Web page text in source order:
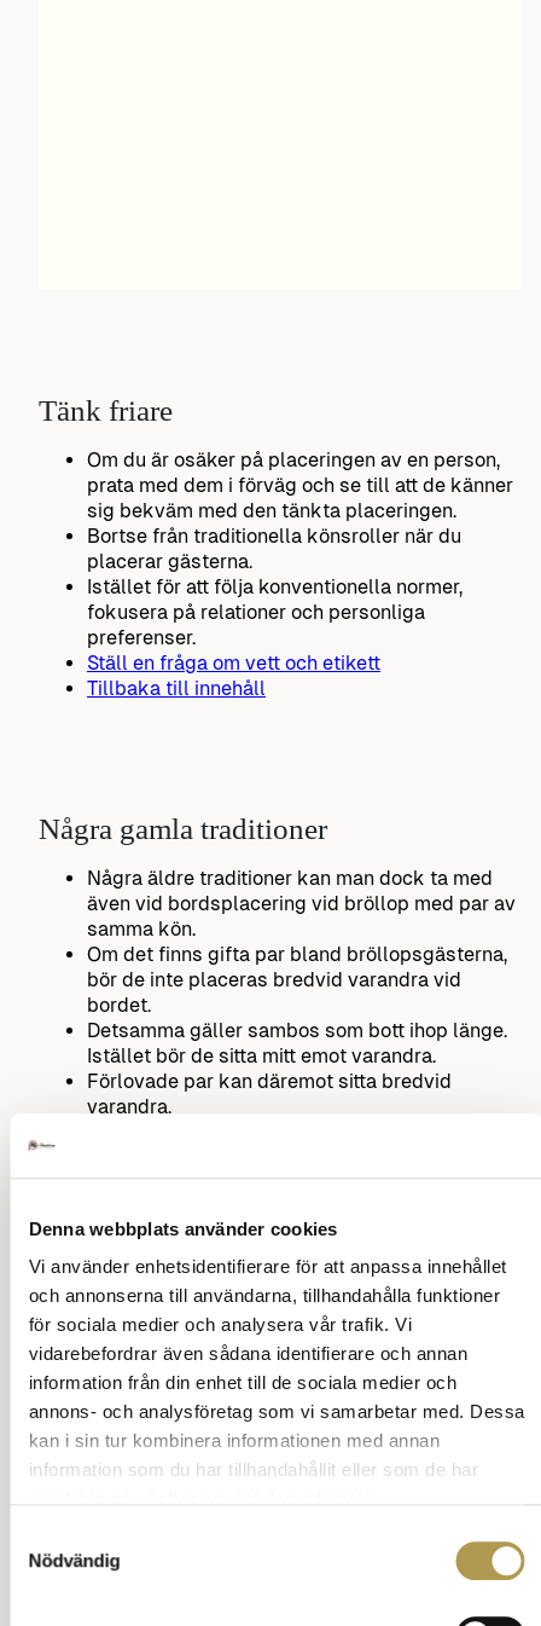
Denna webbplats använder cookies
Vi använder enhetsidentifierare för att anpassa innehållet
och annonserna till användarna, tillhandahålla funktioner
för sociala medier och analysera vår trafik. Vi
vidarebefordrar även sådana identifierare och annan
information från din enhet till de sociala medier och
annons- och analysföretag som vi samarbetar med. Dessa
kan i sin tur kombinera informationen med annan
information som du har tillhandahållit eller som de har
Nödvändig
Tänk friare
Om du är osäker på placeringen av en person,
prata med dem i förväg och se till att de känner
sig bekväm med den tänkta placeringen.
Bortse från traditionella könsroller när du
placerar gästerna.
Istället för att följa konventionella normer,
fokusera på relationer och personliga
preferenser.
Ställ en fråga om vett och etikett
Tillbaka till innehåll
Några gamla traditioner
Några äldre traditioner kan man dock ta med
även vid bordsplacering vid bröllop med par av
samma kön.
Om det finns gifta par bland bröllopsgästerna,
bör de inte placeras bredvid varandra vid
bordet.
Detsamma gäller sambos som bott ihop länge.
Istället bör de sitta mitt emot varandra.
Förlovade par kan däremot sitta bredvid
varandra.
inte hålla sig ifrån varandra.
tillsammans stadigvarande, så gäller inte den
regeln.
Ställ en fråga om vett och etikett
Tillbaka till innehåll